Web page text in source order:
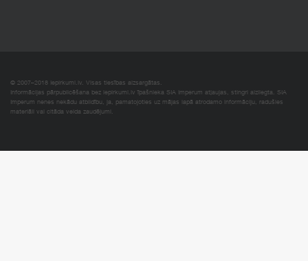
© 2007–2018 Iepirkumi.lv. Visas tiesības aizsargātas.
Informācijas pārpublicēšana bez iepirkumi.lv īpašnieka SIA Imperum atļaujas, stingri aizliegta. SIA
Imperum nenes nekādu atbildību, ja, pamatojoties uz mājas lapā atrodamo informāciju, radušies
materiāli vai citāda veida zaudējumi.